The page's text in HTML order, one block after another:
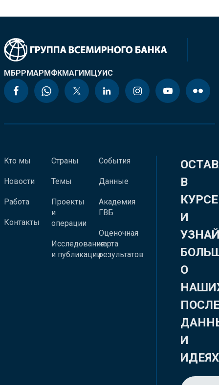
МБРРМАРМФКМАГИМЦУИС
Кто мы
Новости
Работа
Контакты
Страны
Темы
Проекты
и
операции
Исследования
и публикации
События
Данные
Академия
ГВБ
Оценочная
карта
результатов
В
КУРСЕ
И
О
И
ИДЕЯХ